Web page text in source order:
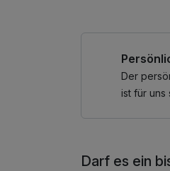
Der
ist für uns
Darf es ein